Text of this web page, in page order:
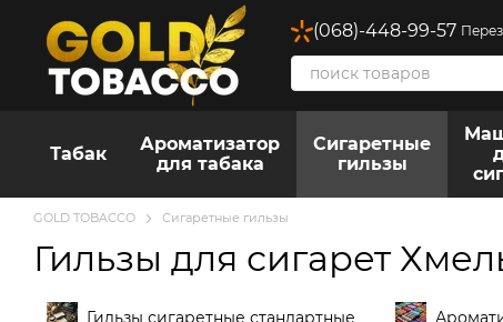
Перейти к основному контенту
(068)-448-99-57
Табак
Ароматизатор
для табака
Сигаретные
гильзы
GOLD TOBACCO Сигаретные гильзы
Гильзы для сигарет
Гильзы сигаретные стандартные